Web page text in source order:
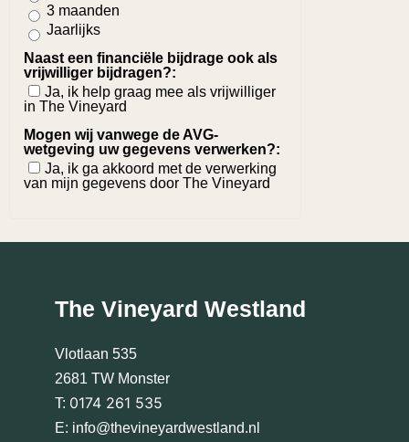
3 maanden
Jaarlijks
Naast een financiële bijdrage ook als
vrijwilliger bijdragen?:
Ja, ik help graag mee als vrijwilliger
in The Vineyard
Mogen wij vanwege de AVG-
wetgeving uw gegevens verwerken?:
Ja, ik ga akkoord met de verwerking
van mijn gegevens door The Vineyard
The Vineyard Westland
Vlotlaan 535
2681 TW Monster
T: 0174 261 535
E: info@thevineyardwestland.nl